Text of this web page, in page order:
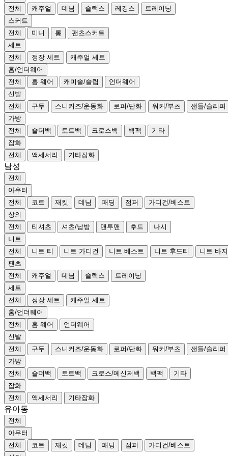
전체
캐주얼 데님 슬랙스 레깅스
트레이닝
스커트
전체
미니 롱
팬츠스커트
세트
전체
정장 세트
캐주얼 세트
홈/언더웨어
전체
홈 웨어 캐미솔/슬립
언더웨어
신발
전체
구두 스니커즈/운동화 로퍼/단화 워커/부츠
샌들/슬리퍼
가방
전체
숄더백 토트백 크로스백 백팩
기타
잡화
전체
액세서리 기타잡화
남성
전체
아우터
전체
코트 재킷 데님 패딩 점퍼
가디건/베스트
상의
전체
티셔츠 셔츠/남방 맨투맨 후드
나시
니트
전체
니트 티 니트 가디건 니트 베스트 니트 후드티
니트 바지
팬츠
전체
캐주얼 데님 슬랙스
트레이닝
세트
전체
정장 세트
캐주얼 세트
홈/언더웨어
전체
홈 웨어
언더웨어
신발
전체
구두 스니커즈/운동화 로퍼/단화 워커/부츠
샌들/슬리퍼
가방
전체
숄더백 토트백 크로스/메신저백 백팩
기타
잡화
전체
액세서리 기타잡화
유아동
전체
아우터
전체
코트 재킷 데님 패딩 점퍼
가디건/베스트